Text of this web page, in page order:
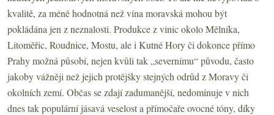
kvalitě, za méně hodnotná než vína moravská mohou být
pokládána jen z neznalosti. Produkce z vinic okolo Mělníka,
Litoměřic, Roudnice, Mostu, ale i Kutné Hory či dokonce přímo
Prahy možná působí, nejen kvůli tak „severnímu“ původu, často
jakoby vážněji než jejich protějšky stejných odrůd z Moravy či
okolních zemí. Občas se zdají zadumanější, nedominuje v nich
dnes tak populární jásavá veselost a přímočaře ovocné tóny, díky